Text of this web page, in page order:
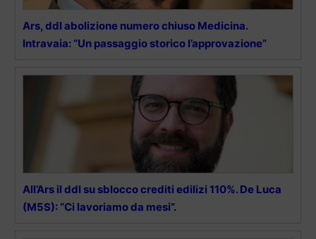
Ars, ddl abolizione numero chiuso Medicina.
Intravaia: “Un passaggio storico l’approvazione”
All’Ars il ddl su sblocco crediti edilizi 110%. De Luca
(M5S): “Ci lavoriamo da mesi”.